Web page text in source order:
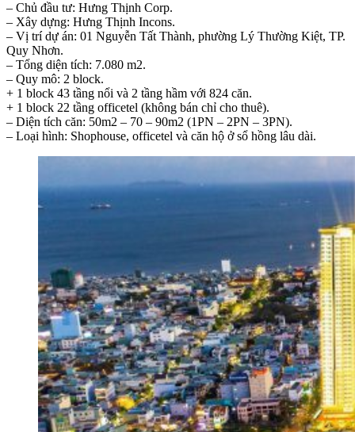
– Chủ đầu tư: Hưng Thịnh Corp.
– Xây dựng: Hưng Thịnh Incons.
– Vị trí dự án: 01 Nguyễn Tất Thành, phường Lý Thường Kiệt, TP.
Quy Nhơn.
– Tổng diện tích: 7.080 m2.
– Quy mô: 2 block.
+ 1 block 43 tầng nổi và 2 tầng hầm với 824 căn.
+ 1 block 22 tầng officetel (không bán chỉ cho thuê).
– Diện tích căn: 50m2 – 70 – 90m2 (1PN – 2PN – 3PN).
– Loại hình: Shophouse, officetel và căn hộ ở sổ hồng lâu dài.